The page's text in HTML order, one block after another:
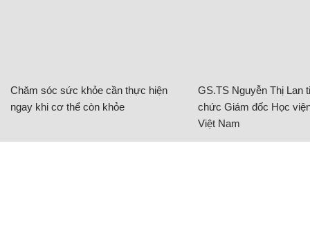
Chăm sóc sức khỏe cần thực hiện
ngay khi cơ thể còn khỏe
GS.TS Nguyễn Thị Lan
chức Giám đốc Học
Việt Nam